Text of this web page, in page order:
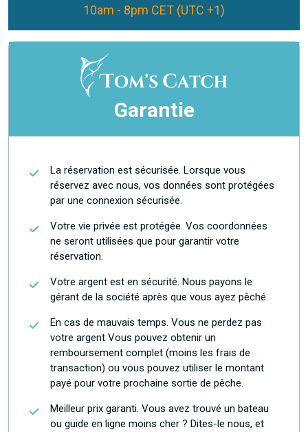
10am - 8pm CET (UTC +1)
Garantie
La réservation est sécurisée. Lorsque vous
réservez avec nous, vos données sont protégées
par une connexion sécurisée.
Votre vie privée est protégée. Vos coordonnées
ne seront utilisées que pour garantir votre
réservation.
Votre argent est en sécurité. Nous payons le
gérant de la société après que vous ayez pêché.
En cas de mauvais temps. Vous ne perdez pas
votre argent Vous pouvez obtenir un
remboursement complet (moins les frais de
transaction) ou vous pouvez utiliser le montant
payé pour votre prochaine sortie de pêche.
Meilleur prix garanti. Vous avez trouvé un bateau
ou guide en ligne moins cher ? Dites-le nous, et